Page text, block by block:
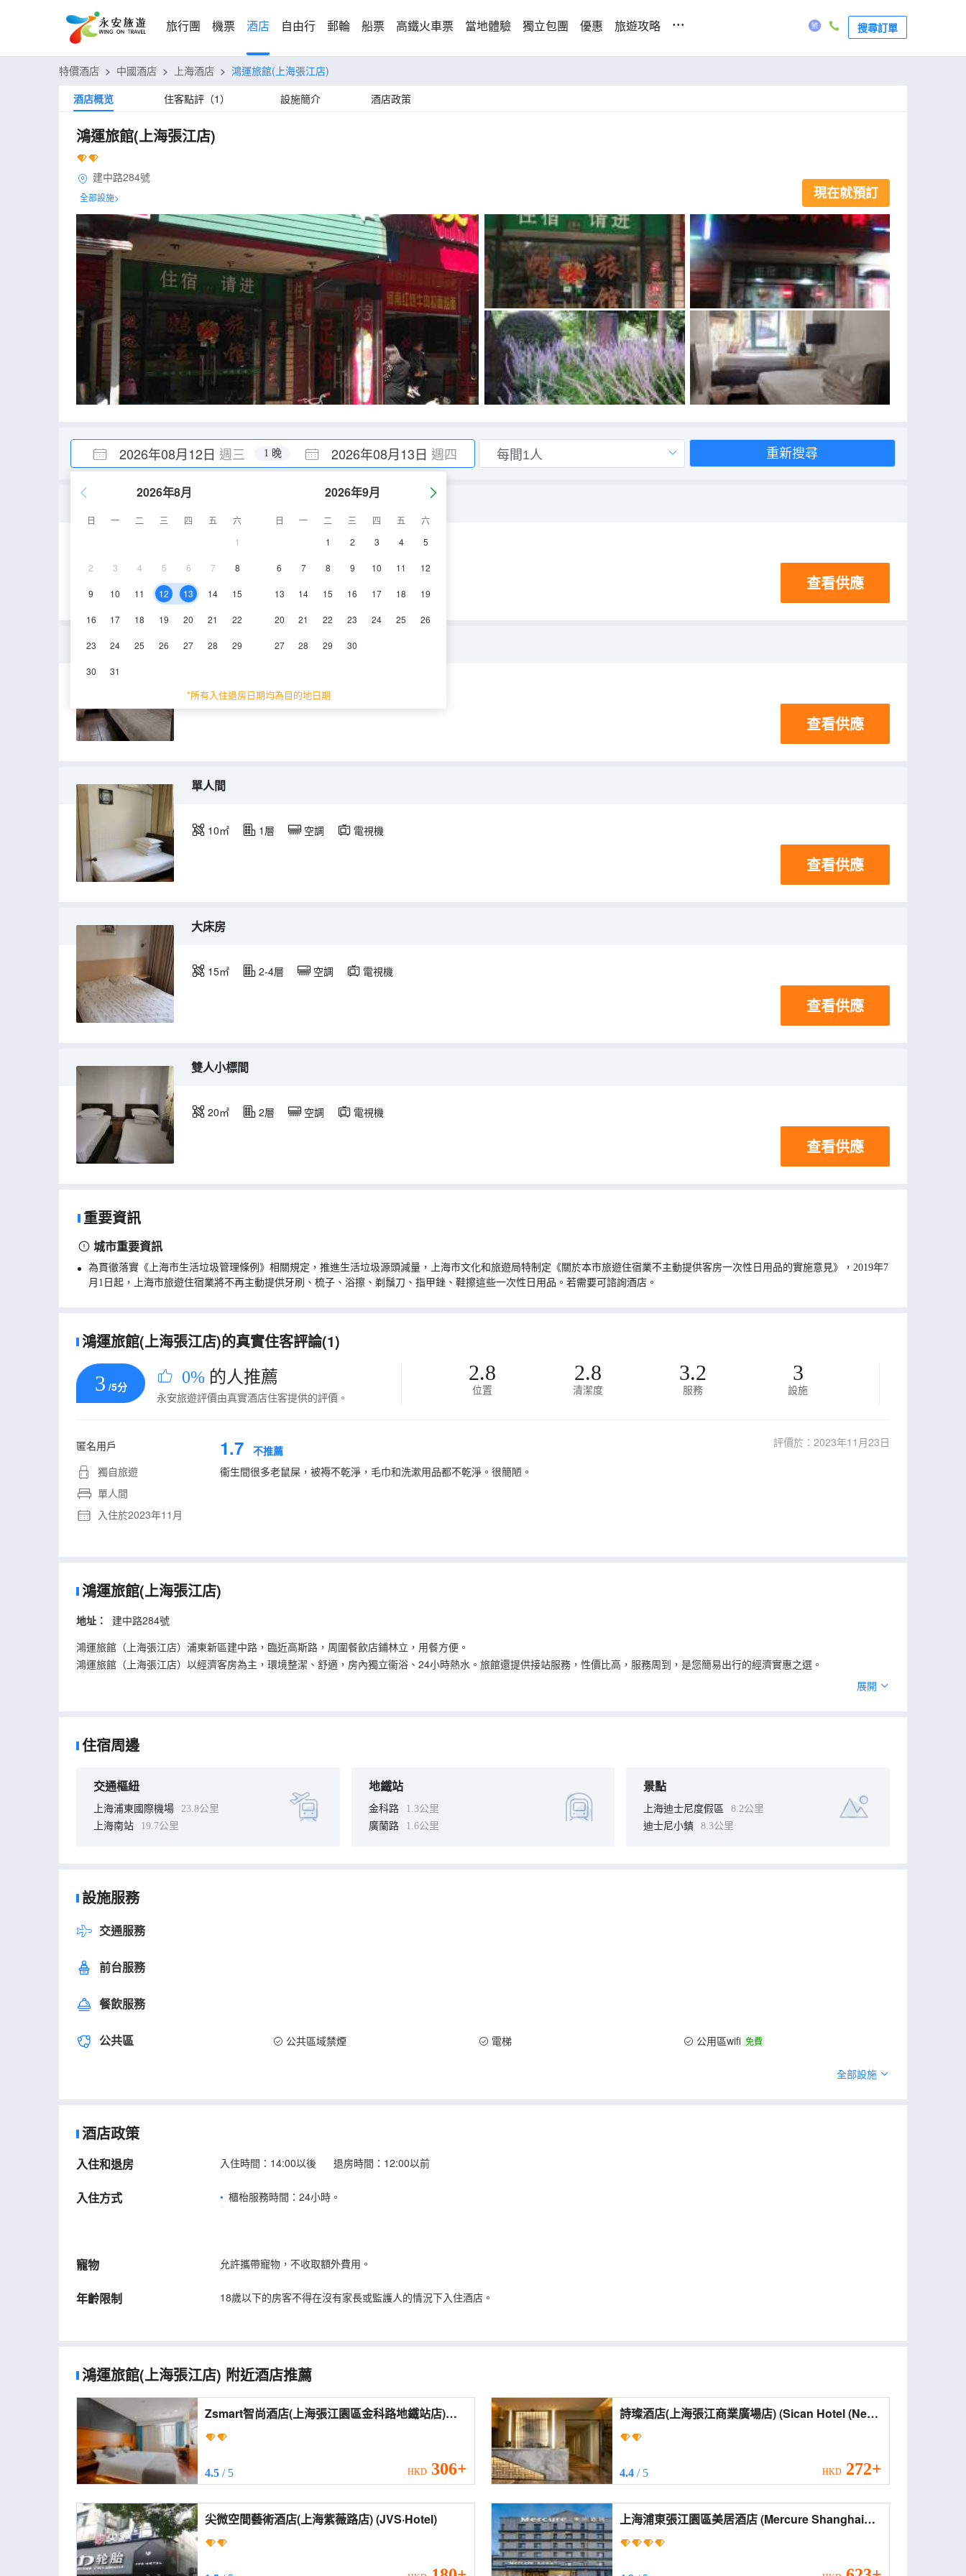
旅行團 機票 酒店 自由行 郵輪 船票 高鐵火車票 當地體驗 獨立包團 優惠 旅遊攻略 ... 搜尋訂單
特價酒店 > 中國酒店 > 上海酒店 > 鴻運旅館(上海張江店)
酒店概览
住客點評（1） 設施簡介 酒店政策
鴻運旅館(上海張江店)
建中路284號
全部設施> 現在就預訂
2026年08月12日 週三 2026年08月13日 週四
1 晚
2026年8月
日 一 二 三 四 五
六
1
2 3 4 5 6 7 8
9 10 11 12 13 14 15
16 17 18 19 20 21 22
23 24 25 26 27 28 29
30 31
2026年9月
日 一 二 三 四 五
六
1
2 3 4 5
6 7 8 9 10 11 12
13 14 15 16 17 18 19
20 21 22 23 24 25 26
27 28 29 30
*所有入住退房日期均為目的地日期
重新搜尋
空調 電視機
查看供應
三人房
15㎡ 2層 空調
查看供應
單人間
10㎡ 1層 空調 電視機
查看供應
大床房
15㎡ 2-4層 空調 電視機
查看供應
雙人小標間
20㎡ 2層 空調 電視機
查看供應
重要資訊
城市重要資訊
為貫徹落實《上海市生活垃圾管理條例》相關規定，推進生活垃圾源頭減量，上海市文化和旅遊局特制定《關於本市旅遊住宿業不主動提供客房一次性日用品的實施意見》，2019年7
月1日起，上海市旅遊住宿業將不再主動提供牙刷、梳子、浴擦、剃鬚刀、指甲銼、鞋擦這些一次性日用品。若需要可諮詢酒店。
鴻運旅館(上海張江店)的真實住客評論(1)
3 /5分 0% 的人推薦
永安旅遊評價由真實酒店住客提供的評價。
2.8
位置
2.8
清潔度
3.2
服務
3
設施
匿名用戶
獨自旅遊
單人間
入住於2023年11月
1.7 不推薦
評價於：2023年11月23日
衞生間很多老鼠屎，被褥不乾淨，毛巾和洗漱用品都不乾淨。很簡陋。
鴻運旅館(上海張江店)
地址：
建中路284號
鴻運旅館（上海張江店）浦東新區建中路，臨近高斯路，周圍餐飲店鋪林立，用餐方便。
鴻運旅館（上海張江店）以經濟客房為主，環境整潔、舒適，房內獨立衞浴、24小時熱水。旅館還提供接站服務，性價比高，服務周到，是您簡易出行的經濟實惠之選。
展開
住宿周邊
交通樞紐
上海浦東國際機場
23.8公里
上海南站
19.7公里
地鐵站
金科路
1.3公里
廣蘭路
1.6公里
景點
上海迪士尼度假區
8.2公里
迪士尼小鎮
8.3公里
設施服務
交通服務
前台服務
餐飲服務
公共區 公共區域禁煙 電梯 公用區wifi 免費
全部設施
酒店政策
入住和退房 入住時間：14:00以後 退房時間：12:00以前
入住方式 櫃枱服務時間：24小時。
寵物 允許攜帶寵物，不收取額外費用。
年齡限制 18歲以下的房客不得在沒有家長或監護人的情況下入住酒店。
鴻運旅館(上海張江店) 附近酒店推薦
Zsmart智尚酒店(上海張江園區金科路地鐵站店)
(Zsmart Hotel (Shanghai Zhangjiang Park Jinke
4.5 / 5 HKD 306+
詩璨酒店(上海張江商業廣場店) (Sican Hotel (New
International Expo Center))
4.4/ 5 HKD 272+
尖微空間藝術酒店(上海紫薇路店) (JVS·Hotel)
上海浦東張江園區美居酒店 (Mercure Shanghai
Pudong Zhangjiang Park)